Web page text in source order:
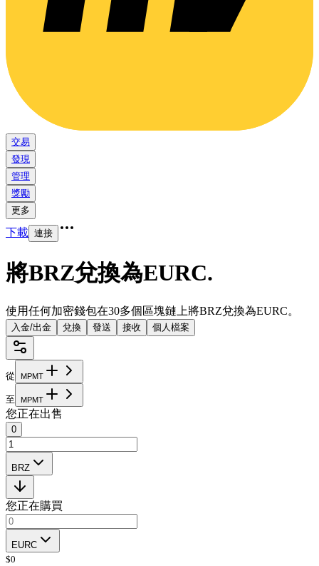
交易
發現
管理
獎勵
更多
下載 連接
將BRZ兌換為EURC.
使用任何加密錢包在30多個區塊鏈上將BRZ兌換為EURC。
入金/出金 兌換 發送 接收 個人檔案
從 MPMT
至 MPMT
您正在出售
0
BRZ
您正在購買
EURC
$0